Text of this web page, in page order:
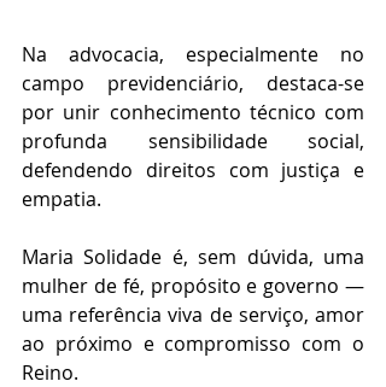
Na advocacia, especialmente no
campo previdenciário, destaca-se
por unir conhecimento técnico com
profunda sensibilidade social,
defendendo direitos com justiça e
empatia.
Maria Solidade é, sem dúvida, uma
mulher de fé, propósito e governo —
uma referência viva de serviço, amor
ao próximo e compromisso com o
Reino.